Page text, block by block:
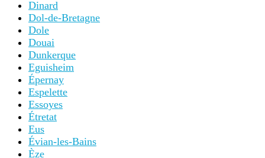
Dinard
Dol-de-Bretagne
Dole
Douai
Dunkerque
Eguisheim
Épernay
Espelette
Essoyes
Étretat
Eus
Évian-les-Bains
Èze